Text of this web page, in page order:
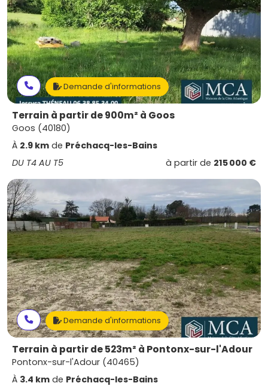
Demande d'informations
Terrain à partir de 900m² à Goos
Goos (40180)
À 2.9 km de Préchacq-les-Bains
DU T4 AU T5
à partir de 215 000 €
Demande d'informations
Terrain à partir de 523m² à Pontonx-sur-l'Adour
Pontonx-sur-l'Adour (40465)
À 3.4 km de Préchacq-les-Bains